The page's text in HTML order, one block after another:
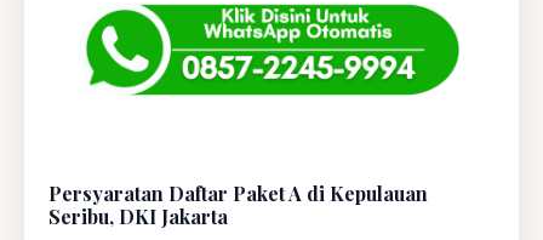
Persyaratan Daftar Paket A di Kepulauan
Seribu, DKI Jakarta